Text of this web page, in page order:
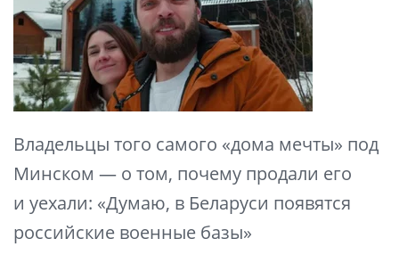
Владельцы того самого «дома мечты» под
Минском — о том, почему продали его
и уехали: «Думаю, в Беларуси появятся
российские военные базы»